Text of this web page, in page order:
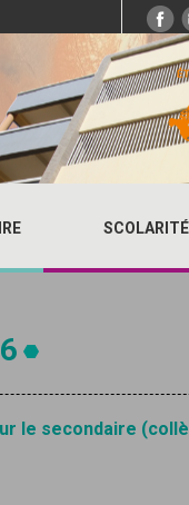
SCOLARITÉ
le secondaire